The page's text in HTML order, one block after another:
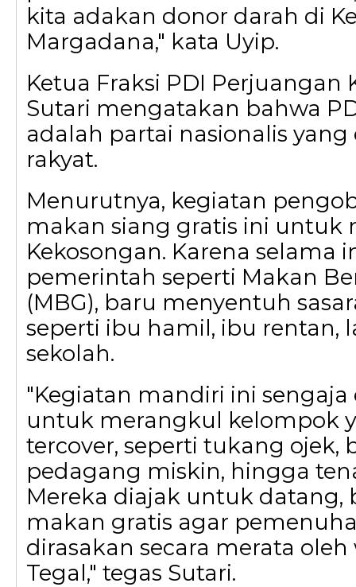
kita adakan donor darah di
Margadana," kata Uyip.
Ketua Fraksi PDI Perjuangan
Sutari mengatakan bahwa
adalah partai nasionalis
rakyat.
Menurutnya, kegiatan
makan siang gratis ini untuk​
Kekosongan. Karena selama
pemerintah seperti Makan
(MBG), baru menyentuh
seperti ibu hamil, ibu rentan,
sekolah.
​"Kegiatan mandiri ini
untuk merangkul kelompok
tercover, seperti tukang ojek,
pedagang miskin, hingga
Mereka diajak untuk datang,
makan gratis agar
dirasakan secara merata oleh
Tegal," tegas Sutari.